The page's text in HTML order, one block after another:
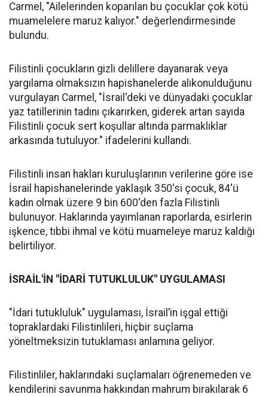
Carmel, "Ailelerinden koparılan bu çocuklar çok kötü
muamelelere maruz kalıyor." değerlendirmesinde
bulundu.
Filistinli çocukların gizli delillere dayanarak veya
yargılama olmaksızın hapishanelerde alıkonulduğunu
vurgulayan Carmel, "İsrail'deki ve dünyadaki çocuklar
yaz tatillerinin tadını çıkarırken, giderek artan sayıda
Filistinli çocuk sert koşullar altında parmaklıklar
arkasında tutuluyor." ifadelerini kullandı.
Filistinli insan hakları kuruluşlarının verilerine göre ise
İsrail hapishanelerinde yaklaşık 350'si çocuk, 84'ü
kadın olmak üzere 9 bin 600'den fazla Filistinli
bulunuyor. Haklarında yayımlanan raporlarda, esirlerin
işkence, tıbbi ihmal ve kötü muameleye maruz kaldığı
belirtiliyor.
İSRAİL'İN "İDARİ TUTUKLULUK" UYGULAMASI
"İdari tutukluluk" uygulaması, İsrail’in işgal ettiği
topraklardaki Filistinlileri, hiçbir suçlama
yöneltmeksizin tutuklaması anlamına geliyor.
Filistinliler, haklarındaki suçlamaları öğrenemeden ve
kendilerini savunma hakkından mahrum bırakılarak 6